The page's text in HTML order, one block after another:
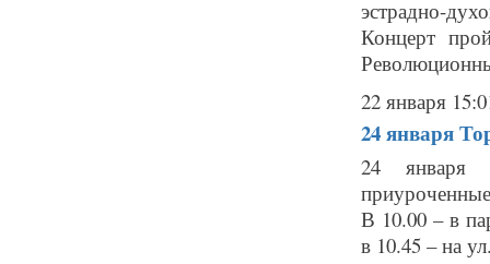
эстрадно-
Концерт
22 января
24 января
24 января
В 10.00 – в
в 10.45 – на